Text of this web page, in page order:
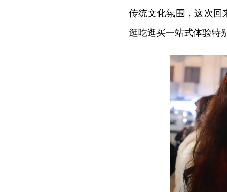
传统文化氛围，这次回
逛吃逛买一站式体验特